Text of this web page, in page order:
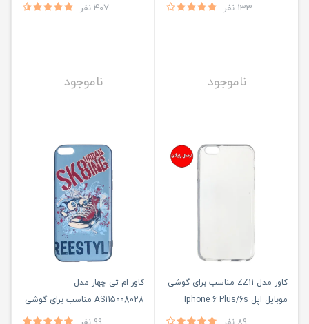
133 نفر
ناموجود
407 نفر
ناموجود
کاور مدل ZZ11 مناسب برای گوشی
موبایل اپل Iphone 6 Plus/6s
کاور ام تی چهار مدل
AS115008028 مناسب برای گوشی
موبایل اپل iPHONE 6 Plus/6S